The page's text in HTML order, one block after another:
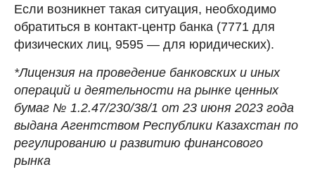
Если возникнет такая ситуация, необходимо
обратиться в контакт-центр банка (7771 для
физических лиц, 9595 — для юридических).
*Лицензия на проведение банковских и иных
операций и деятельности на рынке ценных
бумаг № 1.2.47/230/38/1 от 23 июня 2023 года
выдана Агентством Республики Казахстан по
регулированию и развитию финансового
рынка